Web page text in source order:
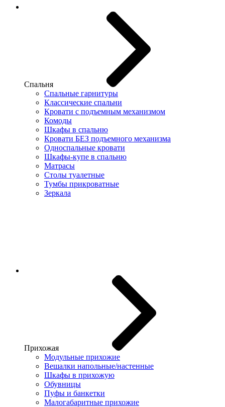
Спальня
Спальные гарнитуры
Классические спальни
Кровати с подъемным механизмом
Комоды
Шкафы в спальню
Кровати БЕЗ подъемного механизма
Односпальные кровати
Шкафы-купе в спальню
Матрасы
Столы туалетные
Тумбы прикроватные
Зеркала
Прихожая
Модульные прихожие
Вешалки напольные/настенные
Шкафы в прихожую
Обувницы
Пуфы и банкетки
Малогабаритные прихожие